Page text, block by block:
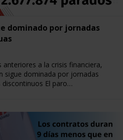
dominado por jornadas
anteriores a la crisis financiera,
sigue dominada por jornadas
El paro…